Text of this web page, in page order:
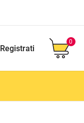
Registrati
0